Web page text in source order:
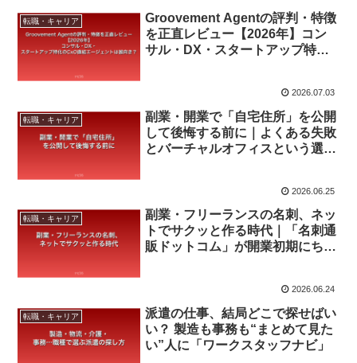
転職・キャリア
Groovement Agentの評判・特徴
を正直レビュー【2026年】コン
サル・DX・スタートアップ特化
2026.07.03
転職・キャリア
副業・開業で「自宅住所」を公開
して後悔する前に｜よくある失敗
とバーチャルオフィスという選択
2026.06.25
転職・キャリア
副業・フリーランスの名刺、ネッ
トでサクッと作る時代｜「名刺通
販ドットコム」が開業初期にちょ
2026.06.24
転職・キャリア
派遣の仕事、結局どこで探せばい
い？ 製造も事務も“まとめて見た
い”人に「ワークスタッフナビ」